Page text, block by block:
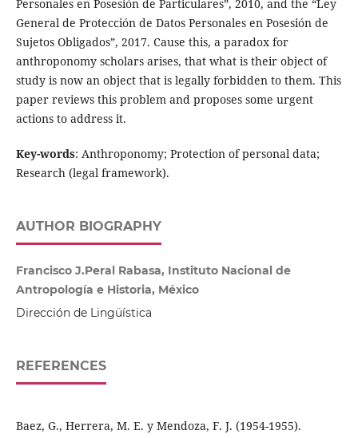
Personales en Posesión de Particulares”, 2010, and the “Ley
General de Protección de Datos Personales en Posesión de
Sujetos Obligados”, 2017. Cause this, a paradox for
anthroponomy scholars arises, that what is their object of
study is now an object that is legally forbidden to them. This
paper reviews this problem and proposes some urgent
actions to address it.
Key-words: Anthroponomy; Protection of personal data;
Research (legal framework).
AUTHOR BIOGRAPHY
Francisco J.Peral Rabasa, Instituto Nacional de
Antropología e Historia, México
Dirección de Lingüística
REFERENCES
Baez, G., Herrera, M. E. y Mendoza, F. J. (1954-1955).